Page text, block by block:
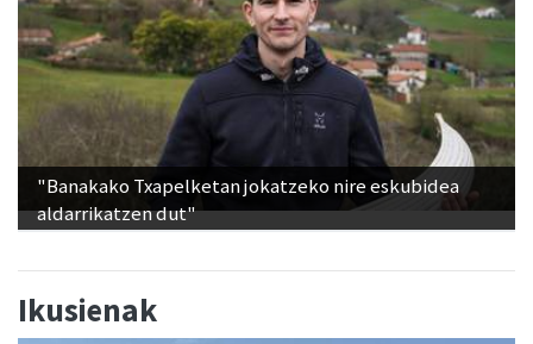
"Banakako Txapelketan jokatzeko nire eskubidea
aldarrikatzen dut"
Ikusienak